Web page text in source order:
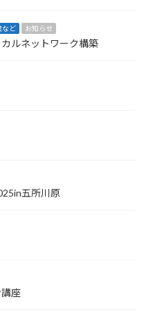
など お知らせ
ルネットワーク構築
五所川原
座